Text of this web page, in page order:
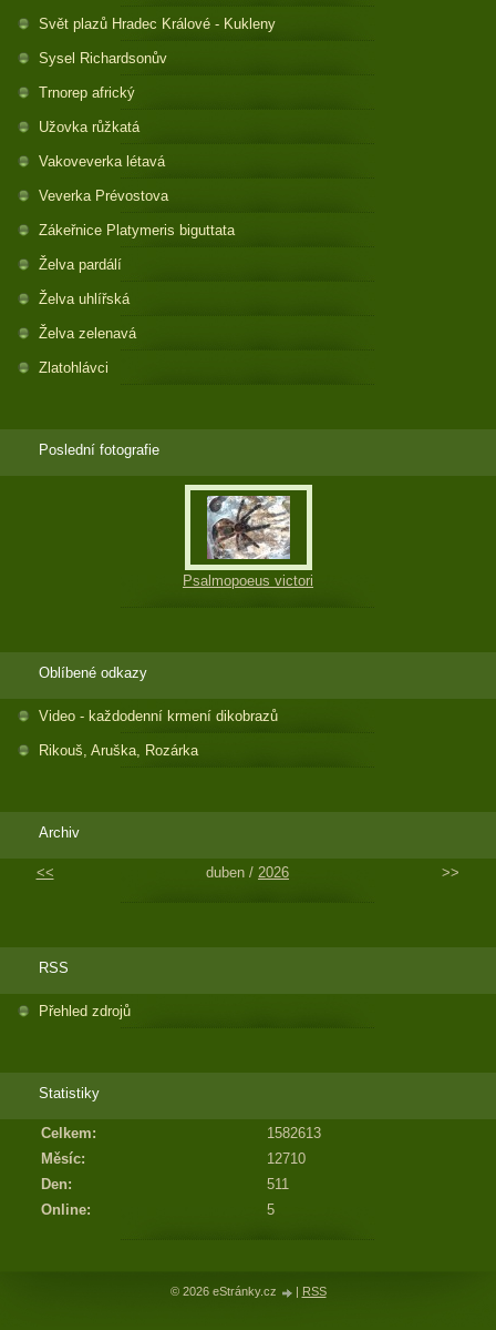
Svět plazů Hradec Králové - Kukleny
Sysel Richardsonův
Trnorep africký
Užovka růžkatá
Vakoveverka létavá
Veverka Prévostova
Zákeřnice Platymeris biguttata
Želva pardálí
Želva uhlířská
Želva zelenavá
Zlatohlávci
Poslední fotografie
Psalmopoeus victori
Oblíbené odkazy
Video - každodenní krmení dikobrazů
Rikouš, Aruška, Rozárka
Archiv
<< duben / 2026 >>
RSS
Přehled zdrojů
Statistiky
Online: 5
Celkem:
1582613
Měsíc:
12710
Den:
511
© 2026 eStránky.cz | RSS